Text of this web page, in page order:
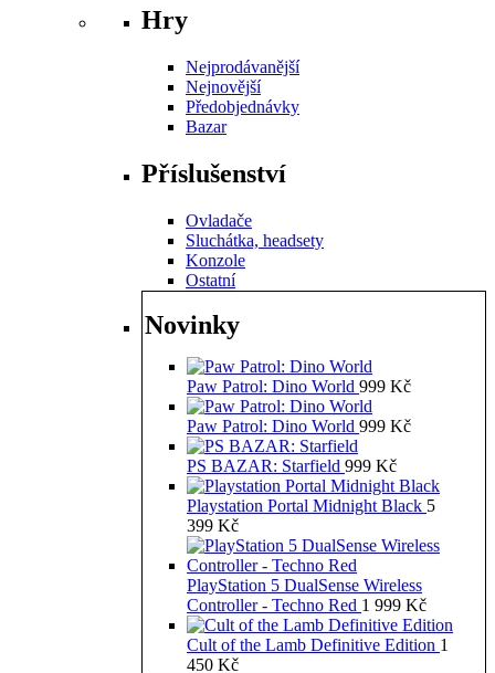
Hry
Nejprodávanější
Nejnovější
Předobjednávky
Bazar
Příslušenství
Ovladače
Sluchátka, headsety
Konzole
Ostatní
Novinky
Paw Patrol: Dino World 999 Kč
Paw Patrol: Dino World 999 Kč
PS BAZAR: Starfield 999 Kč
Playstation Portal Midnight Black 5
399 Kč
PlayStation 5 DualSense Wireless
Controller - Techno Red 1 999 Kč
Cult of the Lamb Definitive Edition 1
450 Kč